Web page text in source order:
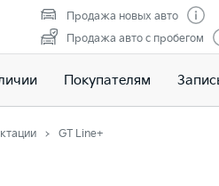
Продажа новых авто
Продажа авто с пробегом
Покупателям
GT Line+